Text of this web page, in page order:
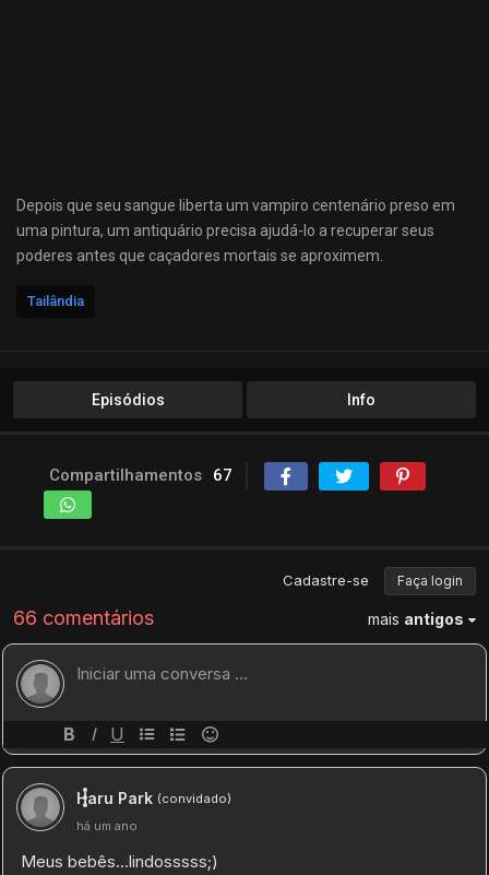
Depois que seu sangue liberta um vampiro centenário preso em
uma pintura, um antiquário precisa ajudá-lo a recuperar seus
poderes antes que caçadores mortais se aproximem.
Tailândia
Episódios Info
Compartilhamentos 67